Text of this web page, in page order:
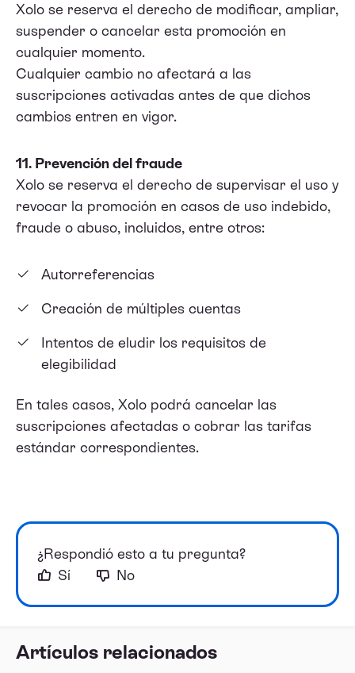
Artículos relacionados
Xolo se reserva el derecho de modificar, ampliar,
suspender o cancelar esta promoción en
cualquier momento.
Cualquier cambio no afectará a las
suscripciones activadas antes de que dichos
cambios entren en vigor.
11. Prevención del fraude
Xolo se reserva el derecho de supervisar el uso y
revocar la promoción en casos de uso indebido,
fraude o abuso, incluidos, entre otros:
Autorreferencias
Creación de múltiples cuentas
Intentos de eludir los requisitos de
elegibilidad
En tales casos, Xolo podrá cancelar las
suscripciones afectadas o cobrar las tarifas
estándar correspondientes.
¿Respondió esto a tu pregunta?
Sí
No